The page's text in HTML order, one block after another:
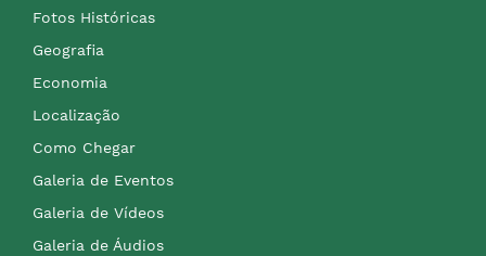
Fotos Históricas
Geografia
Economia
Localização
Como Chegar
Galeria de Eventos
Galeria de Vídeos
Galeria de Áudios